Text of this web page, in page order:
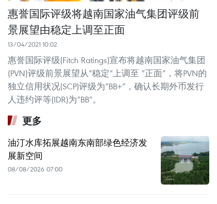
惠誉国际评级将越南国家油气集团评级前
景展望由稳定上调至正面
13/04/2021 10:02
惠誉国际评级(Fitch Ratings)宣布将越南国家油气集团
(PVN)评级前景展望从“稳定”上调至 “正面”，将PVN的
独立信用状况(SCP)评级为“BB+”，确认长期外币发行
人违约评等(IDR)为“BB”。
更多
油汀水库拓展越南东南部绿色经济发
展新空间
08/08/2026 07:00